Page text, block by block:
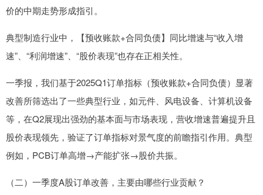
价的中期走势形成指引。
典型制造行业中，【预收账款+合同负债】同比增速与“收入增
速”、“利润增速”、“股价表现”也存在正相关性。
一季报，我们基于2025Q1订单指标（预收账款+合同负债）显著
改善所筛选出了一些典型行业，如元件、风电设备、计算机设备
等，在Q2展现出强劲的基本面与市场表现，营收增速普遍提升且
股价表现领先，验证了订单指标对景气度的前瞻指引作用。典型
例如，PCB订单高增→产能扩张→股价共振。
（二）一季度A股订单改善，主要由哪些行业贡献？